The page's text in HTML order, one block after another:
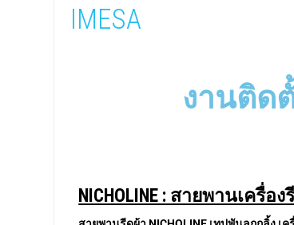
IMESA
งานติด
NICHOLINE : สายพานเครื่